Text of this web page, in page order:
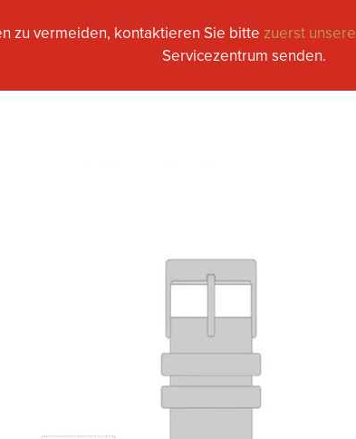
zu vermeiden, kontaktieren Sie bitte zuerst
Servicezentrum senden.